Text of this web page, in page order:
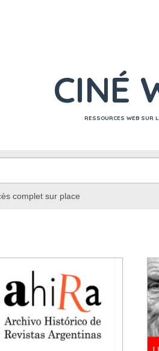
CINÉ
RESSOURCES WEB SUR
complet sur place